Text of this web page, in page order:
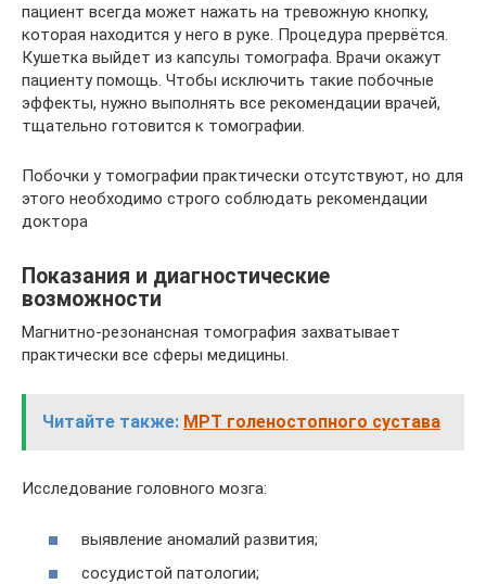
пациент всегда может нажать на тревожную кнопку,
которая находится у него в руке. Процедура прервётся.
Кушетка выйдет из капсулы томографа. Врачи окажут
пациенту помощь. Чтобы исключить такие побочные
эффекты, нужно выполнять все рекомендации врачей,
тщательно готовится к томографии.
Побочки у томографии практически отсутствуют, но для
этого необходимо строго соблюдать рекомендации
доктора
Показания и диагностические
возможности
Магнитно-резонансная томография захватывает
практически все сферы медицины.
Читайте также: МРТ голеностопного сустава
Исследование головного мозга:
выявление аномалий развития;
сосудистой патологии;